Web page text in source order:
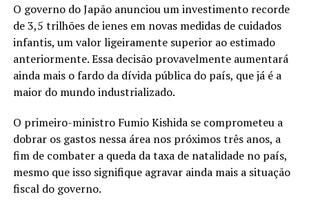
O governo do Japão anunciou um investimento recorde
de 3,5 trilhões de ienes em novas medidas de cuidados
infantis, um valor ligeiramente superior ao estimado
anteriormente. Essa decisão provavelmente aumentará
ainda mais o fardo da dívida pública do país, que já é a
maior do mundo industrializado.
O primeiro-ministro Fumio Kishida se comprometeu a
dobrar os gastos nessa área nos próximos três anos, a
fim de combater a queda da taxa de natalidade no país,
mesmo que isso signifique agravar ainda mais a situação
fiscal do governo.